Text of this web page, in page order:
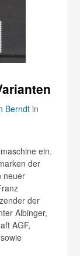
Berndt in
ein.
der
neuer
der
Albinger,
AGF,